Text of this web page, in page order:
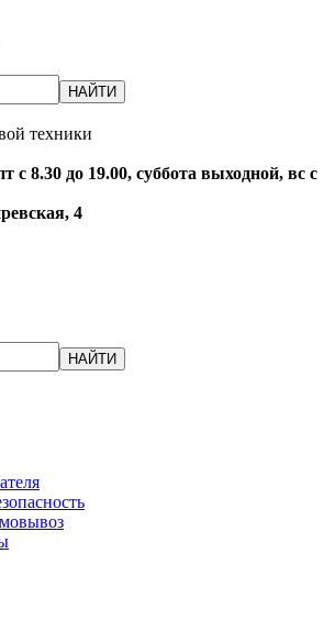
НАЙТИ
техники
8.30 до 19.00, суббота выходной, вс с
4
НАЙТИ